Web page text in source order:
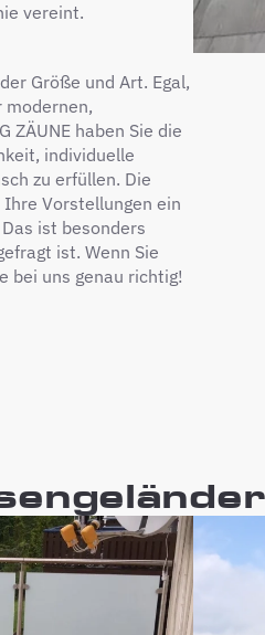
vereint.
Größe und Art. Egal,
modernen,
ZÄUNE haben Sie die
individuelle
zu erfüllen. Die
Vorstellungen ein
ist besonders
ist. Wenn Sie
bei uns genau richtig!